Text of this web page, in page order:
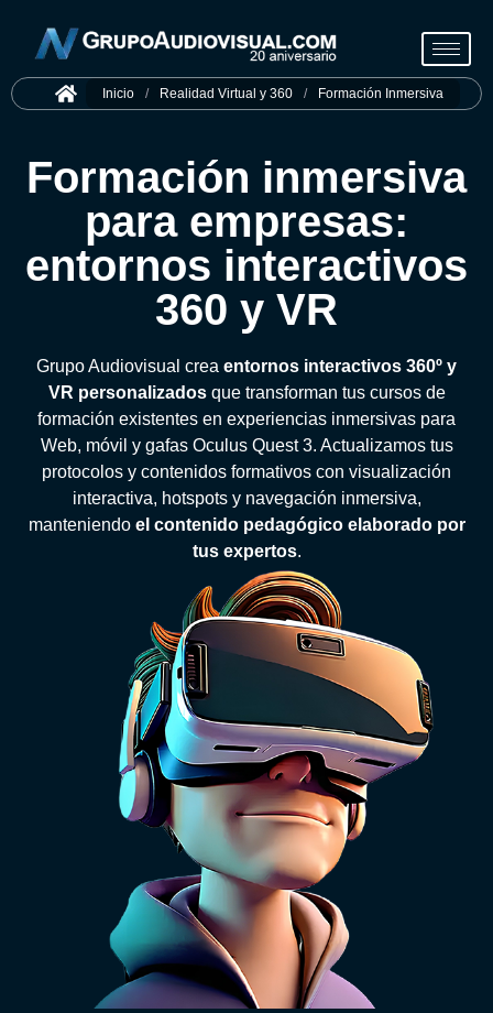
Inicio / Realidad Virtual y 360 / Formación Inmersiva
Formación inmersiva
para empresas:
entornos interactivos
360 y VR
Grupo Audiovisual crea entornos interactivos 360º y
VR personalizadosque transforman tus cursos de
formación existentes en experiencias inmersivas para
Web, móvil y gafas Oculus Quest 3. Actualizamos tus
protocolos y contenidos formativos con visualización
interactiva, hotspots y navegación inmersiva,
manteniendo el contenido pedagógico elaborado por
tus expertos.